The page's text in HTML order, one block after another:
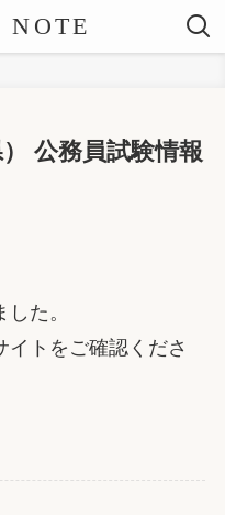
公務員試験情報
た。
トをご確認くださ